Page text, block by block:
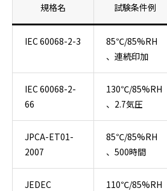
規格名 試験条件例
IEC 60068-2-3
85℃/85%RH
、連続印加
IEC 60068-2-
66
130℃/85%RH
、2.7気圧
JPCA-ET01-
2007
85℃/85%RH
、500時間
JEDEC
110℃/85%RH